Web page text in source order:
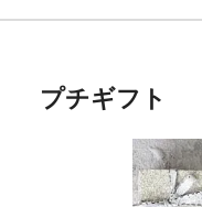
プチギフト